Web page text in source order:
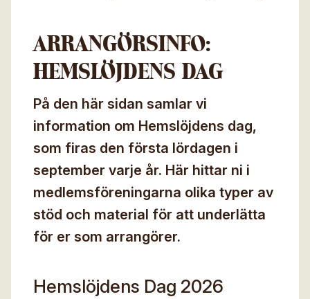
Nyheter/Arkiv
Press
För våra medlemsföreningar
Hemslöjdsbutiker
Om medlemskapet
Frågor och svar
Om Mina sidor
Personuppgiftspolicy
Vår verksamhet
Skogens material
Lin
Ull
Hemslöjdens samlingar på
Digitalt museum
Gesäll- och mästarbrev
Slöjdkalendern
Bli medlem
Mina sidor
Sök
Eng
ARRANGÖRSINFO:
HEMSLÖJDENS DAG
På den här sidan samlar vi
information om Hemslöjdens dag,
som firas den första lördagen i
september varje år. Här hittar ni i
medlemsföreningarna olika typer av
stöd och material för att underlätta
för er som arrangörer.
Hemslöjdens Dag 2026
Ämne*
För- och efternamn*
Jag godkänner att mina uppgifter angivna i formuläret